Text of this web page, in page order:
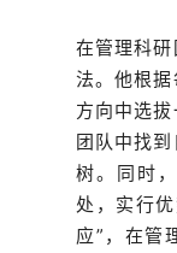
在管理科
法。他根
方向中选
团队中找
树。同时
处，实行
应”，在管